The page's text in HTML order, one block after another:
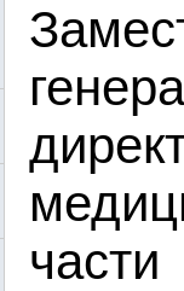
части